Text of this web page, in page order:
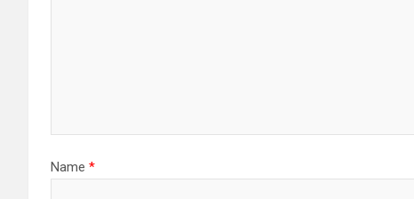
Name *